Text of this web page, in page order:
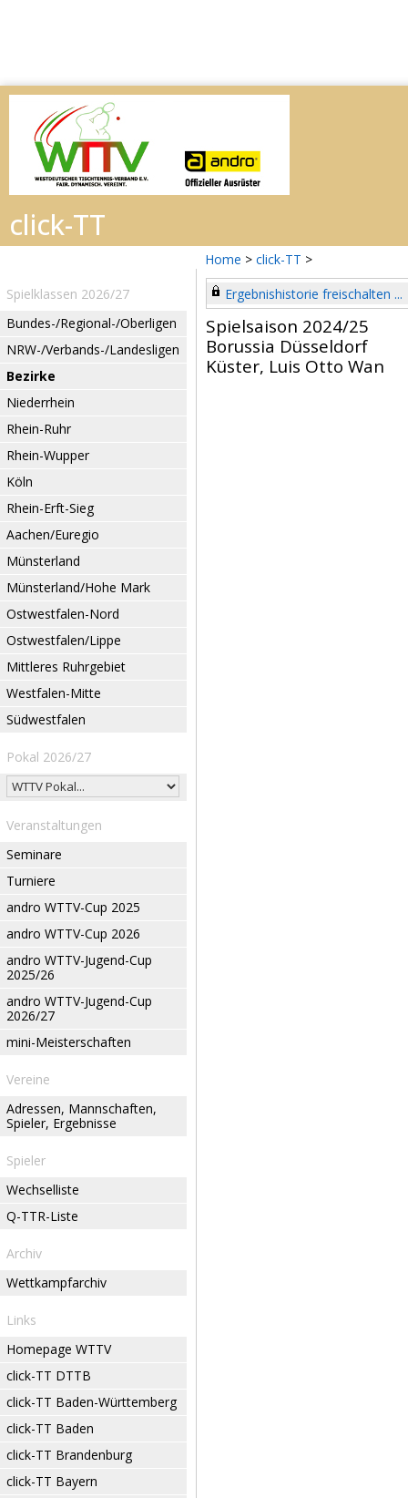
Home > click-TT >
Spielklassen 2026/27
Bundes-/Regional-/Oberligen
NRW-/Verbands-/Landesligen
Bezirke
Niederrhein
Rhein-Ruhr
Rhein-Wupper
Köln
Rhein-Erft-Sieg
Aachen/Euregio
Münsterland
Münsterland/Hohe Mark
Ostwestfalen-Nord
Ostwestfalen/Lippe
Mittleres Ruhrgebiet
Westfalen-Mitte
Südwestfalen
Pokal 2026/27
Veranstaltungen
Seminare
Turniere
andro WTTV-Cup 2025
andro WTTV-Cup 2026
andro WTTV-Jugend-Cup
2025/26
andro WTTV-Jugend-Cup
2026/27
mini-Meisterschaften
Vereine
Adressen, Mannschaften,
Spieler, Ergebnisse
Spieler
Wechselliste
Q-TTR-Liste
Archiv
Wettkampfarchiv
Links
Homepage WTTV
click-TT DTTB
click-TT Baden-Württemberg
click-TT Baden
click-TT Brandenburg
click-TT Bayern
Ergebnishistorie freischalten ...
Spielsaison 2024/25
Borussia Düsseldorf
Küster, Luis Otto Wan